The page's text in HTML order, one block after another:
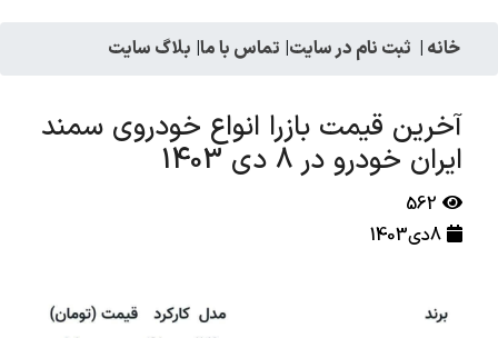
خانه | ثبت نام در سایت| تماس با ما| بلاگ سایت
آخرین قیمت بازرا انواع خودروی سمند
ایران خودرو در 8 دی 1403
562
8دی1403